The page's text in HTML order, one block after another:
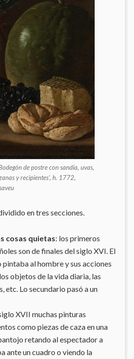
de postre con sandía, uvas,
y recipientes’, h. 1772,
en tres secciones.
cosas quietas: los primeros
son de finales del siglo XVI. El
al hombre y sus acciones
objetos de la vida diaria, las
etc. Lo secundario pasó a un
XVII muchas pinturas
como piezas de caza en una
retando al espectador a
ante un cuadro o viendo la